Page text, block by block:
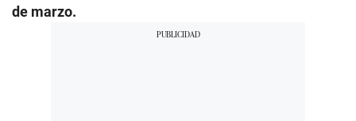
de marzo.